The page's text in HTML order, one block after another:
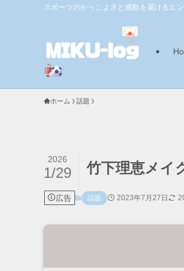
スポーツのかっこよさと感動を届けるエ
ホーム 話題
竹下理恵メイ
2026
1/29
広告 話題 2023年7月27日